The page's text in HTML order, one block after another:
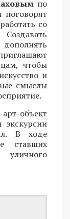
по
поговорят
со
чтобы
и
смыслы
объект
экскурсии
В ходе
ставших